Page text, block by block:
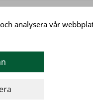
analysera vår